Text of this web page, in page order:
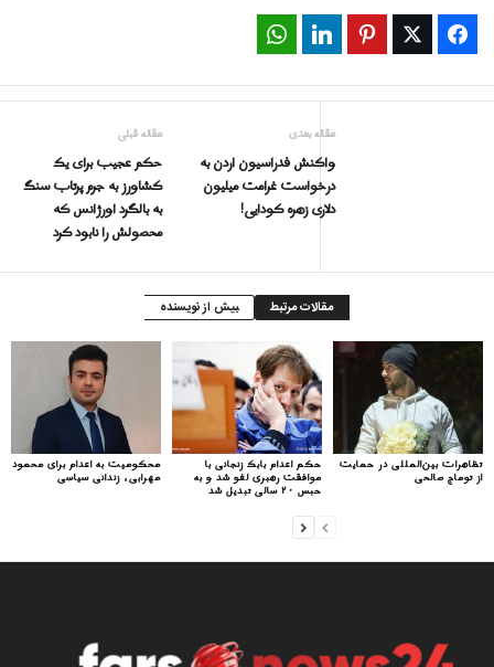
Facebook
Twitter
Pinterest
LinkedIn
مقاله قبلی
حکم عجیب برای یک
کشاورز به جرم پرتاب سنگ
به بالگرد اورژانس که
محصولش را نابود کرد
مقاله بعدی
واکنش فدراسیون اردن به
درخواست غرامت میلیون
دلاری زهره کودایی!
مقالات مرتبط بیش از نویسنده
محکومیت به اعدام برای محمود
مهرابی، زندانی سیاسی
حکم اعدام بابک زنجانی با
موافقت رهبری لغو شد و به
حبس ۲۰ سالی تبدیل شد
تظاهرات بین‌المللی در حمایت
از توماج صالحی